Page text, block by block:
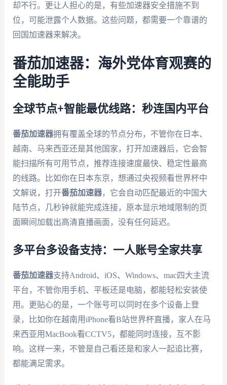
却不行。更让人担心的是，有些加速器安全措施不到
位，可能泄露个人数据。这些问题，都需要一个靠谱的
回国加速器来解决。
番茄加速器：海外党体育观赛的
全能助手
全球节点+智能最优线路：秒连国内平台
番茄加速器拥有覆盖全球的节点分布，不管你在日本、
越南、马来西亚还是其他国家，打开加速器后，它会智
能扫描所有可用节点，推荐连接速度最快、稳定性最高
的线路。比如你在日本东京，想通过央视频看世界杯中
文解说，打开番茄加速器，它会自动匹配最近的中国大
陆节点，几秒钟就能完成连接，原本显示地域限制的页
面瞬间加载出高清直播画面，没有任何延迟。
多平台多设备支持：一人账号全家共享
番茄加速器支持Android、iOS、Windows、mac四大主流
平台，不管你用手机、平板还是电脑，都能轻松安装使
用。更贴心的是，一个账号可以同时在多个设备上登
录，比如你在越南用iPhone看B站世界杯直播，家人在马
来西亚用MacBook看CCTV5，都能同时连接，互不影
响。这样一来，不管是自己看还是和家人一起追比赛，
都能满足需求。